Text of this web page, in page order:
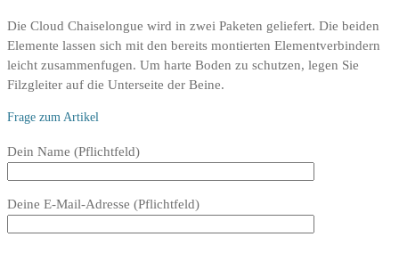
Die Cloud Chaiselongue wird in zwei Paketen geliefert. Die beiden
Elemente lassen sich mit den bereits montierten Elementverbindern
leicht zusammenfugen. Um harte Boden zu schutzen, legen Sie
Filzgleiter auf die Unterseite der Beine.
Frage zum Artikel
Bitte
Feld
Dein Name (Pflichtfeld)
Deine E-Mail-Adresse (Pflichtfeld)